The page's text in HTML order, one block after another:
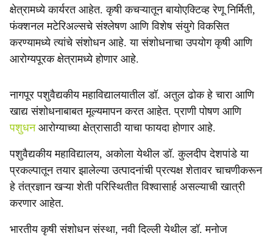
क्षेत्रामध्ये कार्यरत आहेत. कृषी कचऱ्यातून बायोएक्टिव्ह रेणू निर्मिती,
फंक्शनल मटेरिअल्सचे संश्लेषण आणि विशेष संयुगे विकसित
करण्यामध्ये त्यांचे संशोधन आहे. या संशोधनाचा उपयोग कृषी आणि
आरोग्यपूरक क्षेत्रामध्ये होणार आहे.
नागपूर पशुवैद्यकीय महाविद्यालयातील डॉ. अतुल ढोक हे चारा आणि
खाद्य संशोधनाबाबत मूल्यमापन करत आहेत. प्राणी पोषण आणि
पशुधनआरोग्याच्या क्षेत्रासाठी याचा फायदा होणार आहे.
पशुवैद्यकीय महाविद्यालय, अकोला येथील डॉ. कुलदीप देशपांडे या
प्रकल्पातून तयार झालेल्या उत्पादनांची प्रत्यक्ष शेतावर चाचणीकरून
हे तंत्रज्ञान खऱ्या शेती परिस्थितीत विश्वासार्ह असल्याची खात्री
करणार आहेत.
भारतीय कृषी संशोधन संस्था, नवी दिल्ली येथील डॉ. मनोज